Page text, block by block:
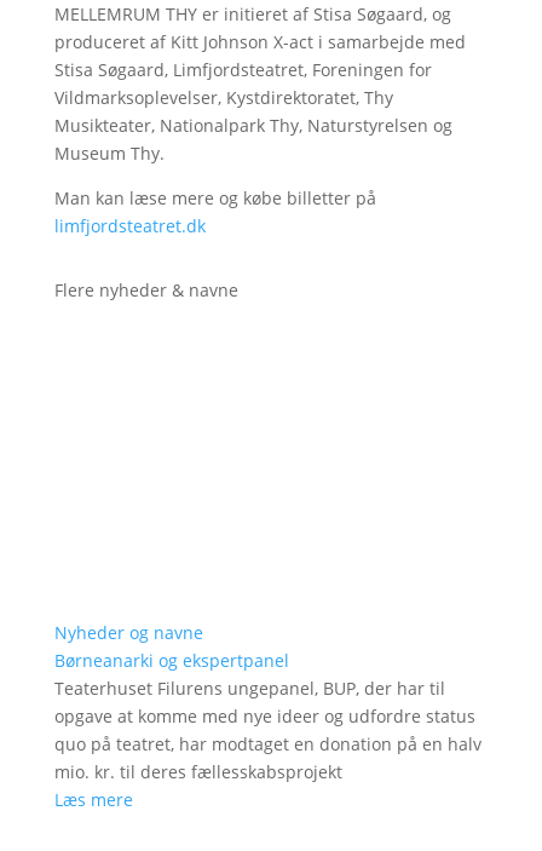
MELLEMRUM THY er initieret af Stisa Søgaard, og
produceret af Kitt Johnson X-act i samarbejde med
Stisa Søgaard, Limfjordsteatret, Foreningen for
Vildmarksoplevelser, Kystdirektoratet, Thy
Musikteater, Nationalpark Thy, Naturstyrelsen og
Museum Thy.
Man kan læse mere og købe billetter på
limfjordsteatret.dk
Flere nyheder & navne
Nyheder og navne
Børneanarki og ekspertpanel
Teaterhuset Filurens ungepanel, BUP, der har til
opgave at komme med nye ideer og udfordre status
quo på teatret, har modtaget en donation på en halv
mio. kr. til deres fællesskabsprojekt
Læs mere